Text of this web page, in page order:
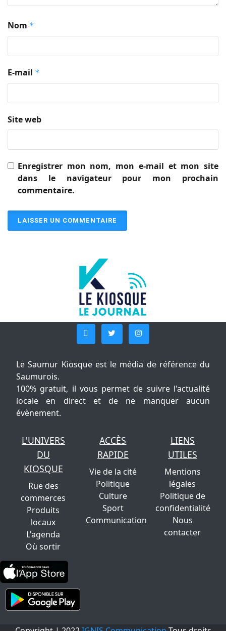
Nom *
E-mail *
Site web
Enregistrer mon nom, mon e-mail et mon site
dans le navigateur pour mon prochain
commentaire.
Le Saumur Kiosque est le média de référence du
Saumurois.
100% gratuit, il vous permet de suivre l'actualité
locale en direct et de ne manquer aucun
évènement.
L'UNIVERS
DU
KIOSQUE
Rue des
commerces
Produits
locaux
L'agenda
Où sortir
ACCÈS
RAPIDE
Vie de la cité
Politique
Culture
Sport
Communication
LIENS
UTILES
Mentions
légales
Politique de
confidentialité
Nous
contacter